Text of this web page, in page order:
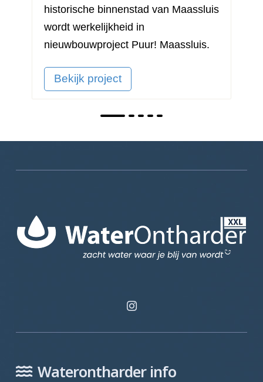
historische binnenstad van Maassluis
wordt werkelijkheid in
nieuwbouwproject Puur! Maassluis.
Bekijk project
Waterontharder info